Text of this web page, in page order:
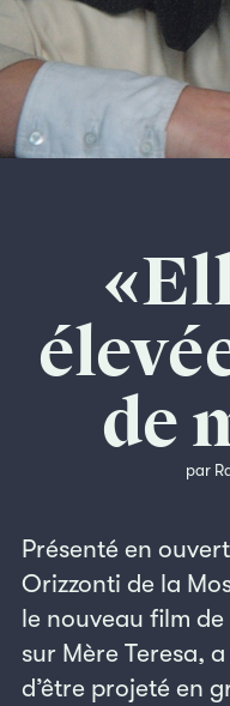
de
par
Présenté en
Orizzonti de la
le nouveau film
sur Mère Teresa,
d’être projeté en